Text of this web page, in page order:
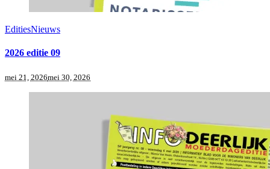
EditiesNieuws
2026 editie 09
mei 21, 2026mei 30, 2026